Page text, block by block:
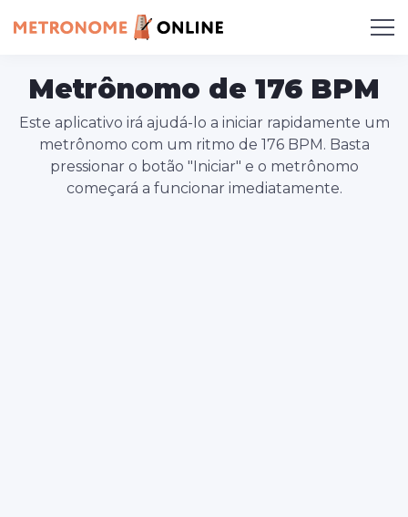
Metrônomo de 176 BPM
Este aplicativo irá ajudá-lo a iniciar rapidamente um
metrônomo com um ritmo de 176 BPM. Basta
pressionar o botão "Iniciar" e o metrônomo
começará a funcionar imediatamente.